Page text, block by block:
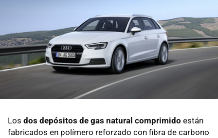
Los dos depósitos de gas natural comprimido están
fabricados en polímero reforzado con fibra de carbono